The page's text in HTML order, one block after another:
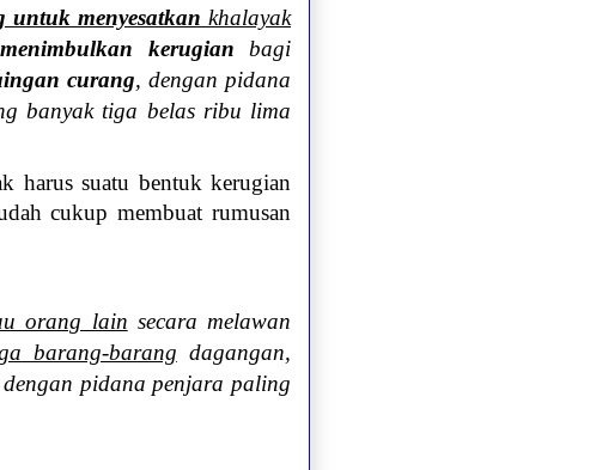
untuk menyesatkan khalayak
menimbulkan kerugian bagi
curang, dengan pidana
banyak tiga belas ribu lima
harus suatu bentuk kerugian
cukup membuat rumusan
orang lain secara melawan
barang-barang dagangan,
pidana penjara paling